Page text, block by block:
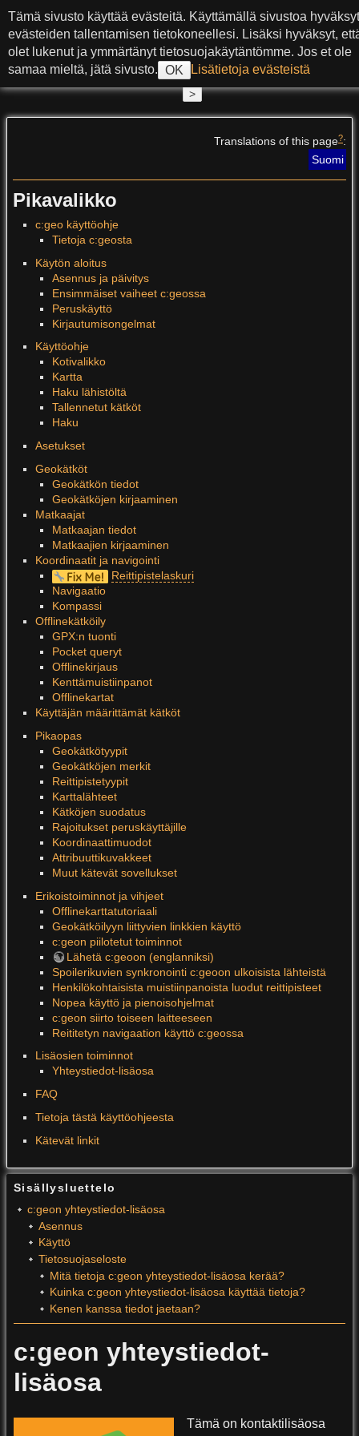
Siirry sisältöön
c:geo User Guide
>
Translations of this page?:
Suomi
Pikavalikko
c:geo käyttöohje
Tietoja c:geosta
Käytön aloitus
Asennus ja päivitys
Ensimmäiset vaiheet c:geossa
Peruskäyttö
Kirjautumisongelmat
Käyttöohje
Kotivalikko
Kartta
Haku lähistöltä
Tallennetut kätköt
Haku
Asetukset
Geokätköt
Geokätkön tiedot
Geokätköjen kirjaaminen
Matkaajat
Matkaajan tiedot
Matkaajien kirjaaminen
Koordinaatit ja navigointi
Reittipistelaskuri
Navigaatio
Kompassi
Offlinekätköily
GPX:n tuonti
Pocket queryt
Offlinekirjaus
Kenttämuistiinpanot
Offlinekartat
Käyttäjän määrittämät kätköt
Pikaopas
Geokätkötyypit
Geokätköjen merkit
Reittipistetyypit
Karttalähteet
Kätköjen suodatus
Rajoitukset peruskäyttäjille
Koordinaattimuodot
Attribuuttikuvakkeet
Muut kätevät sovellukset
Erikoistoiminnot ja vihjeet
Offlinekarttatutoriaali
Geokätköilyyn liittyvien linkkien käyttö
c:geon piilotetut toiminnot
Lähetä c:geoon (englanniksi)
Spoilerikuvien synkronointi c:geoon ulkoisista lähteistä
Henkilökohtaisista muistiinpanoista luodut reittipisteet
Nopea käyttö ja pienoisohjelmat
c:geon siirto toiseen laitteeseen
Reititetyn navigaation käyttö c:geossa
Lisäosien toiminnot
Yhteystiedot-lisäosa
FAQ
Tietoja tästä käyttöohjeesta
Kätevät linkit
Sisällysluettelo
c:geon yhteystiedot-lisäosa
Asennus
Käyttö
Tietosuojaseloste
Mitä tietoja c:geon yhteystiedot-lisäosa kerää?
Kuinka c:geon yhteystiedot-lisäosa käyttää tietoja?
Kenen kanssa tiedot jaetaan?
c:geon yhteystiedot-
lisäosa
Tämä on kontaktilisäosa
Tämä sivusto käyttää evästeitä. Käyttämällä sivustoa hyväksyt
evästeiden tallentamisen tietokoneellesi. Lisäksi hyväksyt,
olet lukenut ja ymmärtänyt tietosuojakäytäntömme. Jos et ole
samaa mieltä, jätä sivusto. OK Lisätietoja evästeistä